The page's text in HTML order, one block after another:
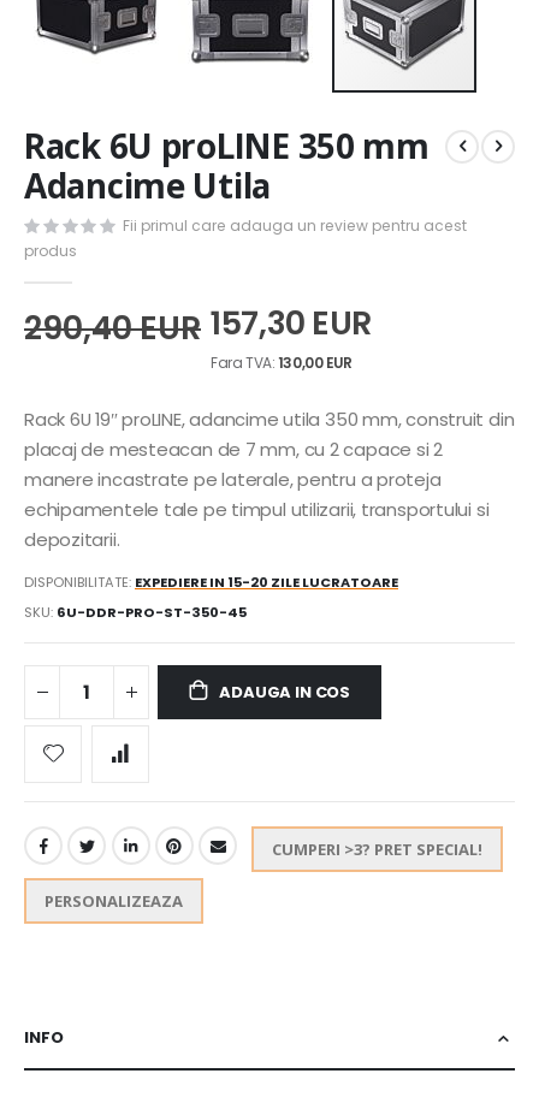
to
the
beginning
of
the
images
gallery
Rack 6U proLINE 350 mm
Adancime Utila
Fii primul care adauga un review pentru acest
produs
290,40 EUR 157,30 EUR
130,00 EUR
Rack 6U 19″ proLINE, adancime utila 350 mm, construit din
placaj de mesteacan de 7 mm, cu 2 capace si 2
manere incastrate pe laterale, pentru a proteja
echipamentele tale pe timpul utilizarii, transportului si
depozitarii.
DISPONIBILITATE: EXPEDIERE IN 15-20 ZILE LUCRATOARE
SKU 6U-DDR-PRO-ST-350-45
ADAUGA IN COS
CUMPERI >3? PRET SPECIAL!
PERSONALIZEAZA
INFO